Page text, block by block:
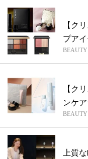
【ク
プア
BEAUTY
【ク
ンケ
BEAUTY
上質